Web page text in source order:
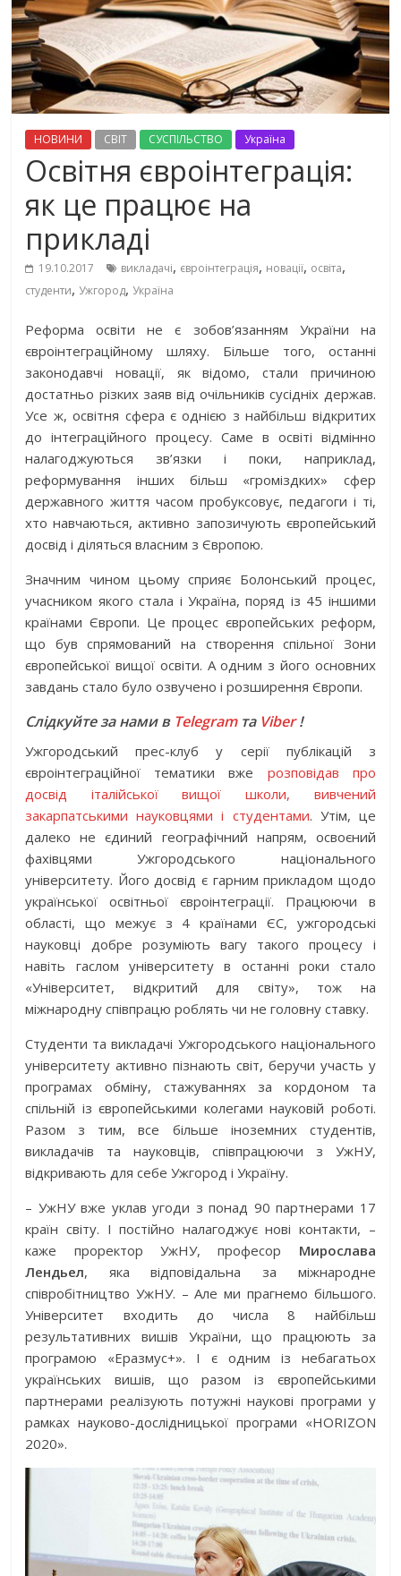
НОВИНИ СВІТ СУСПІЛЬСТВО Україна
Освітня євроінтеграція:
як це працює на
прикладі
19.10.2017 викладачі, євроінтеграція, новації, освіта,
студенти, Ужгород, Україна
Реформа освіти не є зобов’язанням України на
євроінтеграційному шляху. Більше того, останні
законодавчі новації, як відомо, стали причиною
достатньо різких заяв від очільників сусідніх держав.
Усе ж, освітня сфера є однією з найбільш відкритих
до інтеграційного процесу. Саме в освіті відмінно
налагоджуються зв’язки і поки, наприклад,
реформування інших більш «громіздких» сфер
державного життя часом пробуксовує, педагоги і ті,
хто навчаються, активно запозичують європейський
досвід і діляться власним з Європою.
Значним чином цьому сприяє Болонський процес,
учасником якого стала і Україна, поряд із 45 іншими
країнами Європи. Це процес європейських реформ,
що був спрямований на створення спільної Зони
європейської вищої освіти. А одним з його основних
завдань стало було озвучено і розширення Європи.
Слідкуйте за нами в Telegramта Viber!
Ужгородський прес-клуб у серії публікацій з
євроінтеграційної тематики вже розповідав про
досвід італійської вищої школи, вивчений
закарпатськими науковцями і студентами. Утім, це
далеко не єдиний географічний напрям, освоєний
фахівцями Ужгородського національного
університету. Його досвід є гарним прикладом щодо
української освітньої євроінтеграції. Працюючи в
області, що межує з 4 країнами ЄС, ужгородські
науковці добре розуміють вагу такого процесу і
навіть гаслом університету в останні роки стало
«Університет, відкритий для світу», тож на
міжнародну співпрацю роблять чи не головну ставку.
Студенти та викладачі Ужгородського національного
університету активно пізнають світ, беручи участь у
програмах обміну, стажуваннях за кордоном та
спільній із європейськими колегами науковій роботі.
Разом з тим, все більше іноземних студентів,
викладачів та науковців, співпрацюючи з УжНУ,
відкривають для себе Ужгород і Україну.
– УжНУ вже уклав угоди з понад 90 партнерами 17
країн світу. І постійно налагоджує нові контакти, –
каже проректор УжНУ, професор Мирослава
Лендьел, яка відповідальна за міжнародне
співробітництво УжНУ. – Але ми прагнемо більшого.
Університет входить до числа 8 найбільш
результативних вишів України, що працюють за
програмою «Еразмус+». І є одним із небагатьох
українських вишів, що разом із європейськими
партнерами реалізують потужні наукові програми у
рамках науково-дослідницької програми «HORIZON
2020».